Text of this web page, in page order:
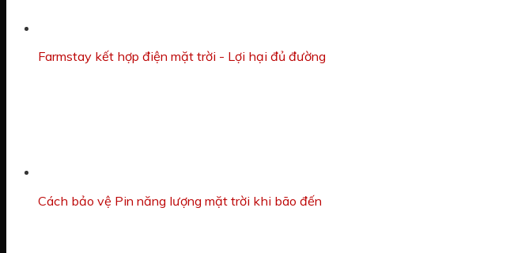
Farmstay kết hợp điện mặt trời - Lợi hại đủ đường
Cách bảo vệ Pin năng lượng mặt trời khi bão đến